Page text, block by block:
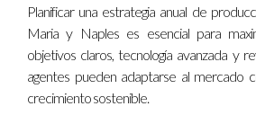
te espera!
Planificar una estrategia anual de
Maria y Naples es esencial para
objetivos claros, tecnología avanzada y
agentes pueden adaptarse al mercado
crecimiento sostenible.